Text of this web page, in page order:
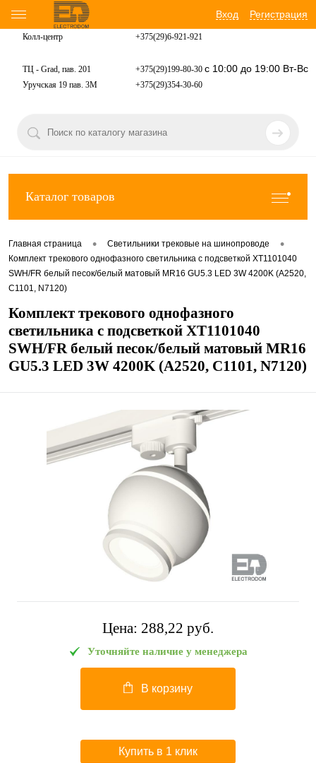
Вход Регистрация
Колл-центр +375(29)6-921-921
ТЦ - Grad, пав. 201 +375(29)199-80-30 с 10:00 до 19:00 Вт-Вс
Уручская 19 пав. 3М +375(29)354-30-60
Каталог товаров
Главная страница • Светильники трековые на шинопроводе •
Комплект трекового однофазного светильника с подсветкой XT1101040
SWH/FR белый песок/белый матовый MR16 GU5.3 LED 3W 4200K (A2520,
C1101, N7120)
Комплект трекового однофазного
светильника с подсветкой XT1101040
SWH/FR белый песок/белый матовый MR16
GU5.3 LED 3W 4200K (A2520, C1101, N7120)
Цена: 288,22 pуб.
Уточняйте наличие у менеджера
В корзину
Купить в 1 клик